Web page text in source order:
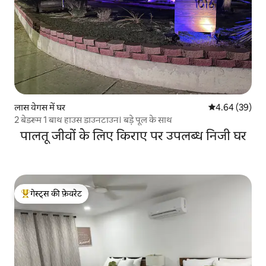
लास वेगस में घर औसत रेटिंग 5 में
4.64 (39)
2 बेडरूम 1 बाथ हाउस डाउनटाउन। बड़े पूल के साथ
पालतू जीवों के लिए किराए पर उपलब्ध निजी घर
गेस्ट्स का टॉप फ़ेवरेट
गेस्ट्स की फ़ेवरेट